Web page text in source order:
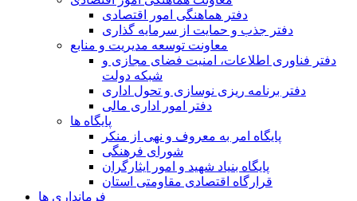
دفتر هماهنگی امور اقتصادی
دفتر جذب و حمایت از سرمایه گذاری
معاونت توسعه مدیریت و منابع
دفتر فناوری اطلاعات، امنیت فضای مجازی و
شبکه دولت
دفتر برنامه ریزی نوسازی و تحول اداری
دفتر امور اداری مالی
پایگاه ها
پایگاه امر به معروف و نهی از منکر
شورای فرهنگی
پایگاه بنیاد شهید و امور ایثارگران
قرارگاه اقتصادی مقاومتی استان
فرمانداری ها